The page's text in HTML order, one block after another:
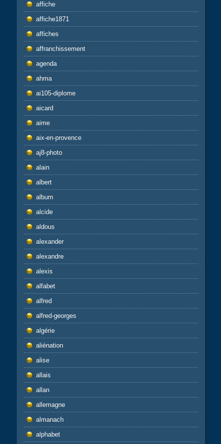
affiche
affiche1871
affiches
affranchissement
agenda
ahma
ai105-diplome
aicard
aime
aix-en-provence
aj8-photo
alain
albert
album
alcide
aldous
alexander
alexandre
alexis
alfabet
alfred
alfred-georges
algérie
aliénation
alise
allais
allan
allemagne
almanach
alphabet